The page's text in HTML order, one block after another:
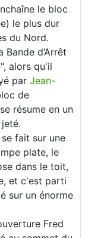
le bloc
le plus dur
du Nord.
Bande d’Arrêt
alors qu'il
par Jean-
de
se résume en un
fait sur une
plate, le
dans le toit,
et c'est parti
sur un énorme
Fred